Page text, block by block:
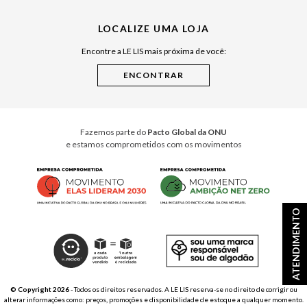
ATENDIMENTO
Cuidados Casa
LOCALIZE UMA LOJA
Encontre a LE LIS mais próxima de você:
Fazemos parte do Pacto Global da ONU
e estamos comprometidos com os movimentos
© Copyright 2026- Todos os direitos reservados. A LE LIS reserva-se no direito de corrigir ou
alterar informações como: preços, promoções e disponibilidade de estoque a qualquer momento.